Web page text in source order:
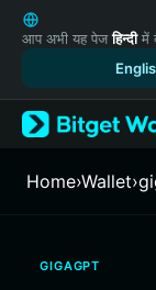
English
日本語
Русский
Español
Türkçe
Italiano
繁體中文
आप अभी यह पेजहिन्दीमें
Home›Wallet›
GIGAGPT